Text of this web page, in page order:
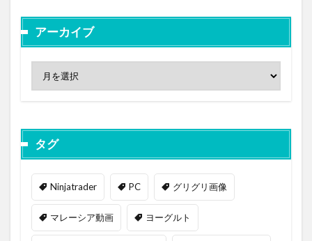
アーカイブ
タグ
Ninjatrader PC グリグリ画像
マレーシア動画 ヨーグルト